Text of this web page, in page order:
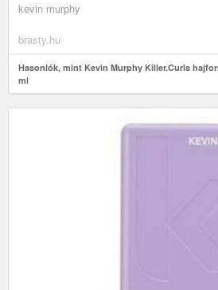
kevin murphy
brasty.hu
Hasonlók, mint Kevin Murphy Killer.Curls
ml